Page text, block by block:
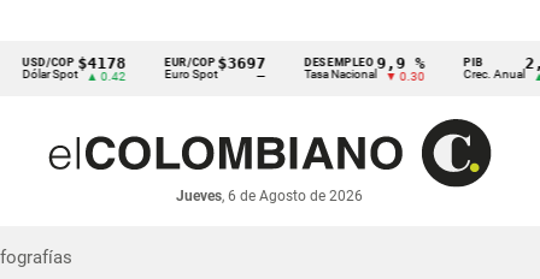
COP
Spot
$4178
▲ 0.42
EUR/COP
Euro Spot
$3697 DESEMPLEO
Tasa Nacional
9,9 %
▼ 0.30 Crec. Anual
2,8 %
▲
Jueves, 6 de Agosto de 2026